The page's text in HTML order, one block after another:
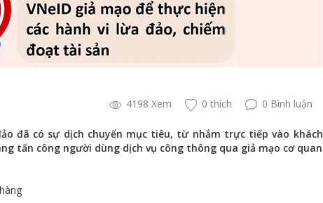
4198 Xem 0 thích 0 Bình luận
đã có sự dịch chuyển mục tiêu, từ nhắm trực tiếp vào khách
tấn công người dùng dịch vụ công thông qua giả mạo cơ quan